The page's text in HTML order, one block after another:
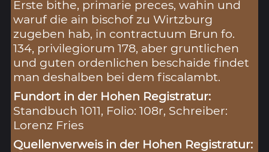
Erste bithe, primarie preces, wahin und
waruf die ain bischof zu Wirtzburg
zugeben hab, in contractuum Brun fo.
134, privilegiorum 178, aber gruntlichen
und guten ordenlichen beschaide findet
man deshalben bei dem fiscalambt.
Fundort in der Hohen Registratur:
Standbuch 1011, Folio: 108r, Schreiber:
Lorenz Fries
Quellenverweis in der Hohen Registratur: